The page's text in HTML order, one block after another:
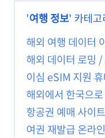
'여행 정보' 카테고
해외 여행 데이터
(2)
해외 데이터 로밍
파이 도시락 / 해
이심 eSIM 지원
인
(0)
해외에서 한국으
이폰/갤럭시 설정
항공권 예매 사이
너/카약/키위닷컴)
여권 재발급 온라